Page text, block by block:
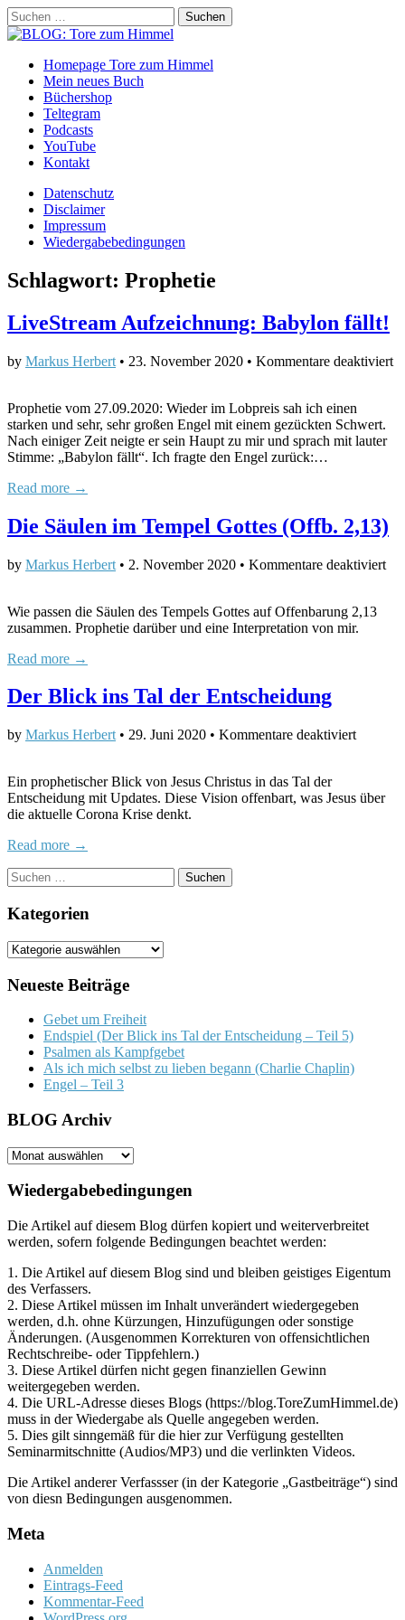
Suchen
nach:
Main
menu
Skip
content
Homepage Tore zum Himmel
Mein neues Buch
Büchershop
Teltegram
Podcasts
YouTube
Kontakt
Sub
menu
Datenschutz
Disclaimer
Impressum
Wiedergabebedingungen
Schlagwort: Prophetie
LiveStream Aufzeichnung: Babylon fällt!
by Markus Herbert • 23. November 2020 • Kommentare deaktiviert
Prophetie vom 27.09.2020: Wieder im Lobpreis sah ich einen
starken und sehr, sehr großen Engel mit einem gezückten Schwert.
Nach einiger Zeit neigte er sein Haupt zu mir und sprach mit lauter
Stimme: „Babylon fällt“. Ich fragte den Engel zurück:…
Read more →
Die Säulen im Tempel Gottes (Offb. 2,13)
by Markus Herbert • 2. November 2020 • Kommentare deaktiviertfür
Wie passen die Säulen des Tempels Gottes auf Offenbarung 2,13
zusammen. Prophetie darüber und eine Interpretation von mir.
Read more →
Der Blick ins Tal der Entscheidung
by Markus Herbert • 29. Juni 2020 • Kommentare deaktiviertfür
Tal
Ein prophetischer Blick von Jesus Christus in das Tal der
Entscheidung mit Updates. Diese Vision offenbart, was Jesus über
die aktuelle Corona Krise denkt.
Read more →
Suchen
nach:
Kategorien
Kategorien
Neueste Beiträge
Gebet um Freiheit
Endspiel (Der Blick ins Tal der Entscheidung – Teil 5)
Psalmen als Kampfgebet
Als ich mich selbst zu lieben begann (Charlie Chaplin)
Engel – Teil 3
BLOG Archiv
BLOG
Wiedergabebedingungen
Die Artikel auf diesem Blog dürfen kopiert und weiterverbreitet
werden, sofern folgende Bedingungen beachtet werden:
1. Die Artikel auf diesem Blog sind und bleiben geistiges Eigentum
des Verfassers.
2. Diese Artikel müssen im Inhalt unverändert wiedergegeben
werden, d.h. ohne Kürzungen, Hinzufügungen oder sonstige
Änderungen. (Ausgenommen Korrekturen von offensichtlichen
Rechtschreibe- oder Tippfehlern.)
3. Diese Artikel dürfen nicht gegen finanziellen Gewinn
weitergegeben werden.
4. Die URL-Adresse dieses Blogs (https://blog.ToreZumHimmel.de)
muss in der Wiedergabe als Quelle angegeben werden.
5. Dies gilt sinngemäß für die hier zur Verfügung gestellten
Seminarmitschnitte (Audios/MP3) und die verlinkten Videos.
Die Artikel anderer Verfassser (in der Kategorie „Gastbeiträge“) sind
von diesn Bedingungen ausgenommen.
Meta
Anmelden
Eintrags-Feed
Kommentar-Feed